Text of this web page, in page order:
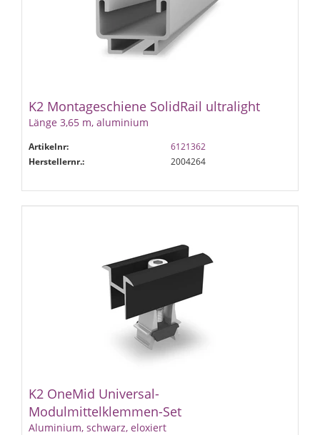
K2 Montageschiene SolidRail ultralight
Länge 3,65 m, aluminium
Artikelnr:
6121362
Herstellernr.:
2004264
K2 OneMid Universal-
Modulmittelklemmen-Set
Aluminium, schwarz, eloxiert